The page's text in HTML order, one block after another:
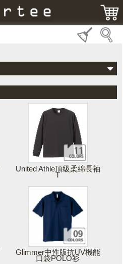
United Athle頂級柔綿長袖
T
Glimmer中性版抗UV機能
口袋POLO衫